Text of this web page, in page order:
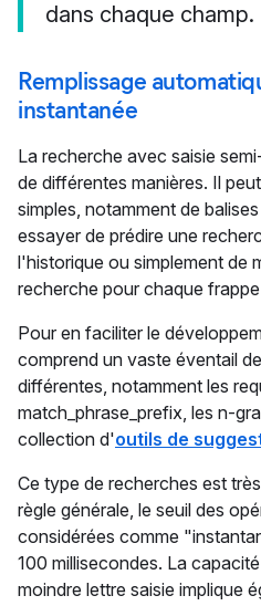
dans chaque champ.
Remplissage
instantanée
La recherche avec saisie
de différentes manières. Il
simples, notamment de
essayer de prédire une
l'historique ou simplement de
recherche pour chaque
Pour en faciliter le
comprend un vaste éventail
différentes, notamment les
match_phrase_prefix, les n-
collection d'outils de
Ce type de recherches est
règle générale, le seuil des
considérées comme
100 millisecondes. La
moindre lettre saisie implique